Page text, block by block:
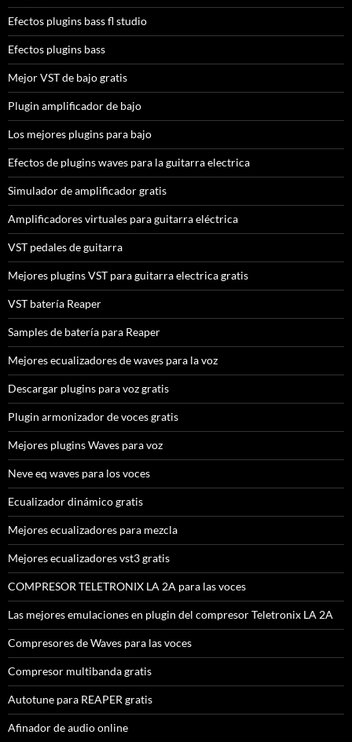
Efectos plugins bass fl studio
Efectos plugins bass
Mejor VST de bajo gratis
Plugin amplificador de bajo
Los mejores plugins para bajo
Efectos de plugins waves para la guitarra electrica
Simulador de amplificador gratis
Amplificadores virtuales para guitarra eléctrica
VST pedales de guitarra
Mejores plugins VST para guitarra electrica gratis
VST batería Reaper
Samples de batería para Reaper
Mejores ecualizadores de waves para la voz
Descargar plugins para voz gratis
Plugin armonizador de voces gratis
Mejores plugins Waves para voz
Neve eq waves para los voces
Ecualizador dinámico gratis
Mejores ecualizadores para mezcla
Mejores ecualizadores vst3 gratis
COMPRESOR TELETRONIX LA 2A para las voces
Las mejores emulaciones en plugin del compresor Teletronix LA 2A
Compresores de Waves para las voces
Compresor multibanda gratis
Autotune para REAPER gratis
Afinador de audio online